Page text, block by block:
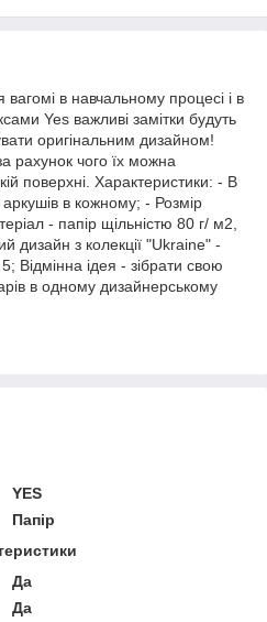
вагомі в навчальному процесі і в
Yes важливі замітки будуть
оригінальним дизайном!
рахунок чого їх можна
поверхні. Характеристики: - В
аркушів в кожному; - Розмір
- папір щільністю 80 г/ м2,
дизайн з колекції "Ukraine" -
5; Відмінна ідея - зібрати свою
в одному дизайнерському
YES
Папір
Да
Да